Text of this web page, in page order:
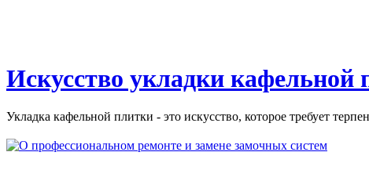
Искусство укладки
Укладка кафельной плитки - это искусство, которое требует